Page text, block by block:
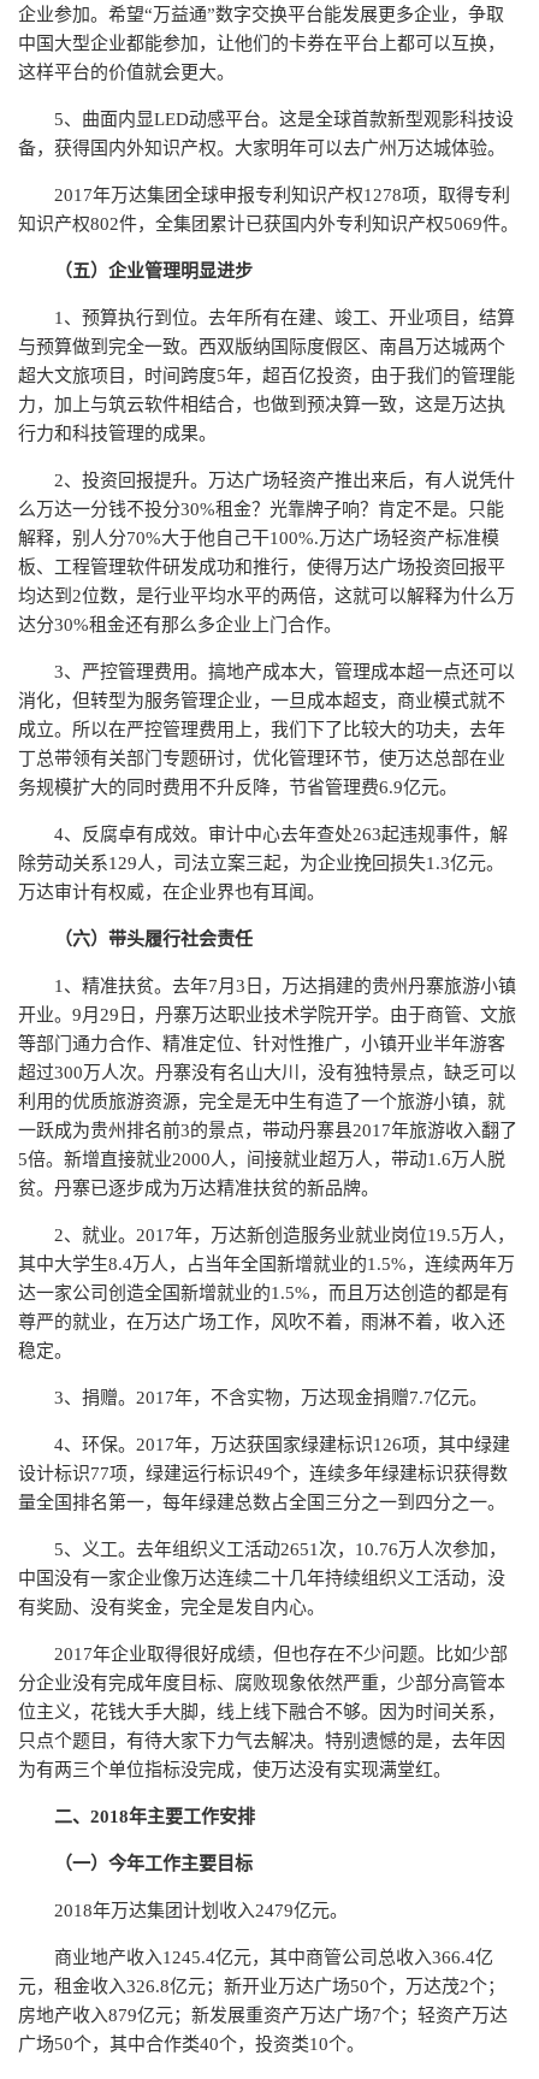
企业参加。希望“万益通”数字交换平台能发展更多企业，争取
中国大型企业都能参加，让他们的卡券在平台上都可以互换，
这样平台的价值就会更大。
5、曲面内显LED动感平台。这是全球首款新型观影科技设
备，获得国内外知识产权。大家明年可以去广州万达城体验。
2017年万达集团全球申报专利知识产权1278项，取得专利
知识产权802件，全集团累计已获国内外专利知识产权5069件。
（五）企业管理明显进步
1、预算执行到位。去年所有在建、竣工、开业项目，结算
与预算做到完全一致。西双版纳国际度假区、南昌万达城两个
超大文旅项目，时间跨度5年，超百亿投资，由于我们的管理能
力，加上与筑云软件相结合，也做到预决算一致，这是万达执
行力和科技管理的成果。
2、投资回报提升。万达广场轻资产推出来后，有人说凭什
么万达一分钱不投分30%租金？光靠牌子响？肯定不是。只能
解释，别人分70%大于他自己干100%.万达广场轻资产标准模
板、工程管理软件研发成功和推行，使得万达广场投资回报平
均达到2位数，是行业平均水平的两倍，这就可以解释为什么万
达分30%租金还有那么多企业上门合作。
3、严控管理费用。搞地产成本大，管理成本超一点还可以
消化，但转型为服务管理企业，一旦成本超支，商业模式就不
成立。所以在严控管理费用上，我们下了比较大的功夫，去年
丁总带领有关部门专题研讨，优化管理环节，使万达总部在业
务规模扩大的同时费用不升反降，节省管理费6.9亿元。
4、反腐卓有成效。审计中心去年查处263起违规事件，解
除劳动关系129人，司法立案三起，为企业挽回损失1.3亿元。
万达审计有权威，在企业界也有耳闻。
（六）带头履行社会责任
1、精准扶贫。去年7月3日，万达捐建的贵州丹寨旅游小镇
开业。9月29日，丹寨万达职业技术学院开学。由于商管、文旅
等部门通力合作、精准定位、针对性推广，小镇开业半年游客
超过300万人次。丹寨没有名山大川，没有独特景点，缺乏可以
利用的优质旅游资源，完全是无中生有造了一个旅游小镇，就
一跃成为贵州排名前3的景点，带动丹寨县2017年旅游收入翻了
5倍。新增直接就业2000人，间接就业超万人，带动1.6万人脱
贫。丹寨已逐步成为万达精准扶贫的新品牌。
2、就业。2017年，万达新创造服务业就业岗位19.5万人，
其中大学生8.4万人，占当年全国新增就业的1.5%，连续两年万
达一家公司创造全国新增就业的1.5%，而且万达创造的都是有
尊严的就业，在万达广场工作，风吹不着，雨淋不着，收入还
稳定。
3、捐赠。2017年，不含实物，万达现金捐赠7.7亿元。
4、环保。2017年，万达获国家绿建标识126项，其中绿建
设计标识77项，绿建运行标识49个，连续多年绿建标识获得数
量全国排名第一，每年绿建总数占全国三分之一到四分之一。
5、义工。去年组织义工活动2651次，10.76万人次参加，
中国没有一家企业像万达连续二十几年持续组织义工活动，没
有奖励、没有奖金，完全是发自内心。
2017年企业取得很好成绩，但也存在不少问题。比如少部
分企业没有完成年度目标、腐败现象依然严重，少部分高管本
位主义，花钱大手大脚，线上线下融合不够。因为时间关系，
只点个题目，有待大家下力气去解决。特别遗憾的是，去年因
为有两三个单位指标没完成，使万达没有实现满堂红。
二、2018年主要工作安排
（一）今年工作主要目标
2018年万达集团计划收入2479亿元。
商业地产收入1245.4亿元，其中商管公司总收入366.4亿
元，租金收入326.8亿元；新开业万达广场50个，万达茂2个；
房地产收入879亿元；新发展重资产万达广场7个；轻资产万达
广场50个，其中合作类40个，投资类10个。